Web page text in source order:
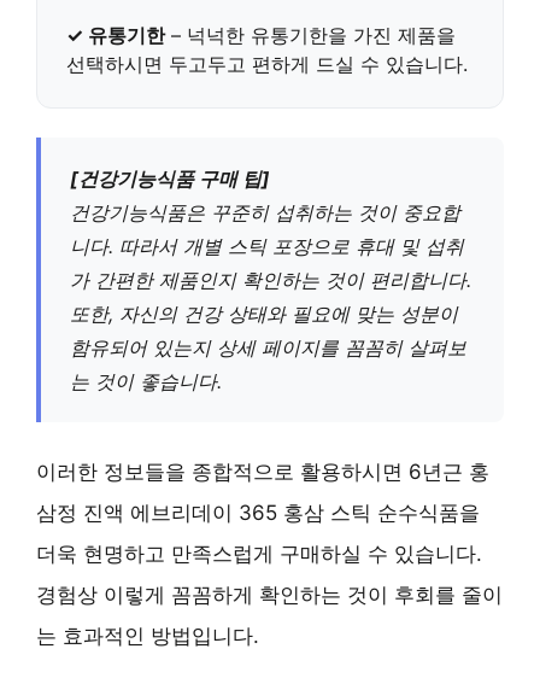
✓ 유통기한– 넉넉한 유통기한을 가진 제품을
선택하시면 두고두고 편하게 드실 수 있습니다.
[건강기능식품 구매 팁]
건강기능식품은 꾸준히 섭취하는 것이 중요합
니다. 따라서 개별 스틱 포장으로 휴대 및 섭취
가 간편한 제품인지 확인하는 것이 편리합니다.
또한, 자신의 건강 상태와 필요에 맞는 성분이
함유되어 있는지 상세 페이지를 꼼꼼히 살펴보
는 것이 좋습니다.
이러한 정보들을 종합적으로 활용하시면 6년근 홍
삼정 진액 에브리데이 365 홍삼 스틱 순수식품을
더욱 현명하고 만족스럽게 구매하실 수 있습니다.
경험상 이렇게 꼼꼼하게 확인하는 것이 후회를 줄이
는 효과적인 방법입니다.